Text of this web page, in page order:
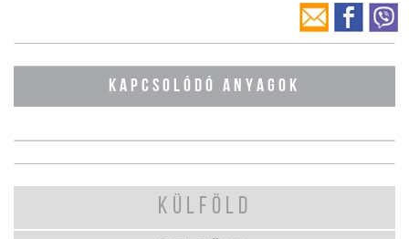
KAPCSOLÓDÓ ANYAGOK
KÜLFÖLD